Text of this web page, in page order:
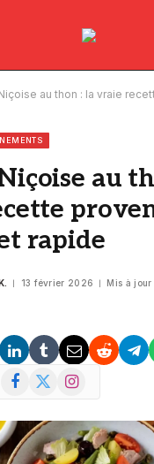
au thon : la vraie recette
au
rapide
13 février 2026 Mis à jour
Facebook
X
Instagram